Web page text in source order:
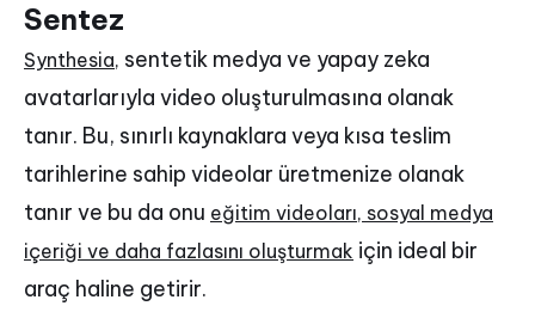
Sentez
Synthesia, sentetik medya ve yapay zeka
avatarlarıyla video oluşturulmasına olanak
tanır. Bu, sınırlı kaynaklara veya kısa teslim
tarihlerine sahip videolar üretmenize olanak
tanır ve bu da onu eğitim videoları, sosyal medya
içeriği ve daha fazlasını oluşturmak için ideal bir
araç haline getirir.